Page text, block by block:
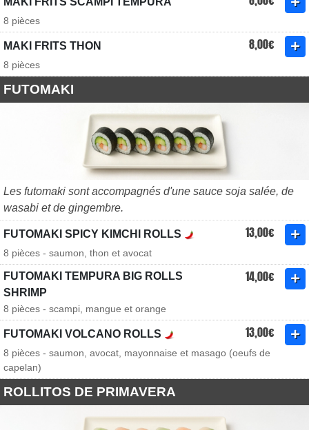
8 pièces
MAKI FRITS THON 8,00€
8 pièces
FUTOMAKI
Les futomaki sont accompagnés d'une sauce soja salée, de
wasabi et de gingembre.
FUTOMAKI SPICY KIMCHI ROLLS 13,00€
8 pièces - saumon, thon et avocat
FUTOMAKI TEMPURA BIG ROLLS
SHRIMP
14,00€
8 pièces - scampi, mangue et orange
FUTOMAKI VOLCANO ROLLS 13,00€
8 pièces - saumon, avocat, mayonnaise et masago (oeufs de
capelan)
ROLLITOS DE PRIMAVERA